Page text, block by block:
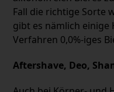
Fall die richtige Sorte
gibt es nämlich einige
Verfahren 0,0%-iges
Aftershave, Deo,